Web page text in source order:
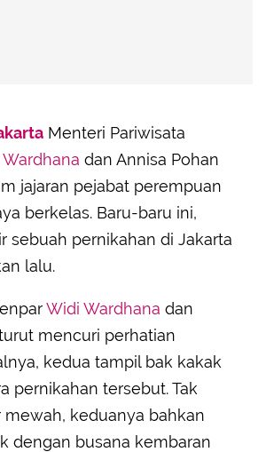
Menteri Pariwisata
dan Annisa Pohan
jajaran pejabat perempuan
berkelas. Baru-baru ini,
sebuah pernikahan di Jakarta
lalu.
Widi Wardhana dan
mencuri perhatian
kedua tampil bak kakak
pernikahan tersebut. Tak
mewah, keduanya bahkan
dengan busana kembaran